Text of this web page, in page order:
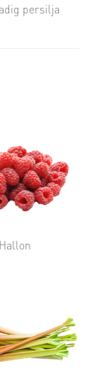
persilja
Hallon